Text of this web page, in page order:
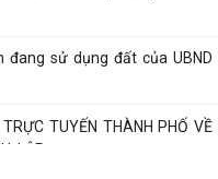
đang sử dụng đất của UBND
TUYẾN THÀNH PHỐ VỀ
LẬP...